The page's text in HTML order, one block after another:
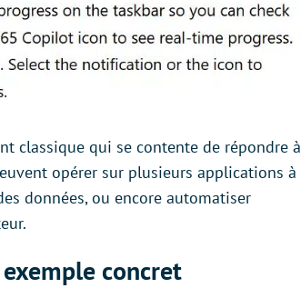
classique qui se contente de répondre à
opérer sur plusieurs applications à
données, ou encore automatiser
concret